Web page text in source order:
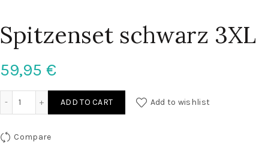
Spitzenset schwarz 3XL
59,95 €
Spitzenset schwarz 3XL quantity
ADD TO CART Add to wishlist
Compare